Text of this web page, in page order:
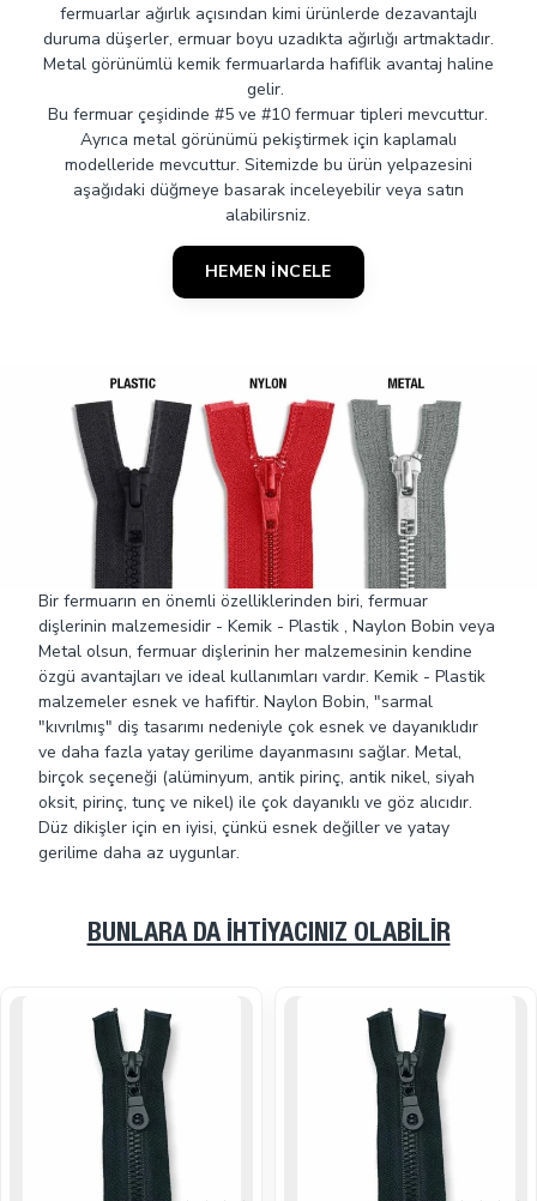
fermuarlar ağırlık açısından kimi ürünlerde dezavantajlı
duruma düşerler, ermuar boyu uzadıkta ağırlığı artmaktadır.
Metal görünümlü kemik fermuarlarda hafiflik avantaj haline
gelir.
Bu fermuar çeşidinde #5 ve #10 fermuar tipleri mevcuttur.
Ayrıca metal görünümü pekiştirmek için kaplamalı
modelleride mevcuttur. Sitemizde bu ürün yelpazesini
aşağıdaki düğmeye basarak inceleyebilir veya satın
alabilirsniz.
HEMEN İNCELE
Bir fermuarın en önemli özelliklerinden biri, fermuar
dişlerinin malzemesidir - Kemik - Plastik , Naylon Bobin veya
Metal olsun, fermuar dişlerinin her malzemesinin kendine
özgü avantajları ve ideal kullanımları vardır. Kemik - Plastik
malzemeler esnek ve hafiftir. Naylon Bobin, "sarmal
"kıvrılmış" diş tasarımı nedeniyle çok esnek ve dayanıklıdır
ve daha fazla yatay gerilime dayanmasını sağlar. Metal,
birçok seçeneği (alüminyum, antik pirinç, antik nikel, siyah
oksit, pirinç, tunç ve nikel) ile çok dayanıklı ve göz alıcıdır.
Düz dikişler için en iyisi, çünkü esnek değiller ve yatay
gerilime daha az uygunlar.
BUNLARA DA İHTIYACINIZ OLABILIR